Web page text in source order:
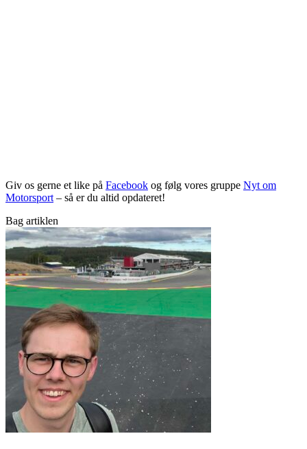
Giv os gerne et like på Facebook og følg vores gruppe Nyt om
Motorsport – så er du altid opdateret!
Bag artiklen